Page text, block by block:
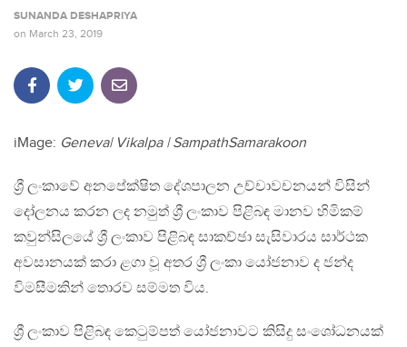
SUNANDA DESHAPRIYA
on March 23, 2019
iMage: Geneva| Vikalpa | SampathSamarakoon
ශ්‍රී ලංකාවේ අනපේක්ෂිත දේශපාලන උච්චාවචනයන් විසින්
දෝලනය කරන ලද නමුත් ශ්‍රී ලංකාව පිළිබඳ මානව හිමිකම්
කවුන්සිලයේ ශ්‍රී ලංකාව පිළිබඳ සාකච්ඡා සැසිවාරය සාර්ථක
අවසානයක් කරා ළගා වූ අතර ශ්‍රී ලංකා යෝජනාව ද ජන්ද
විමසීමකින් තොරව සම්මත විය.
ශ්‍රී ලංකාව පිළිබඳ කෙටුම්පත් යෝජනාවට කිසිදු සංශෝධනයක්